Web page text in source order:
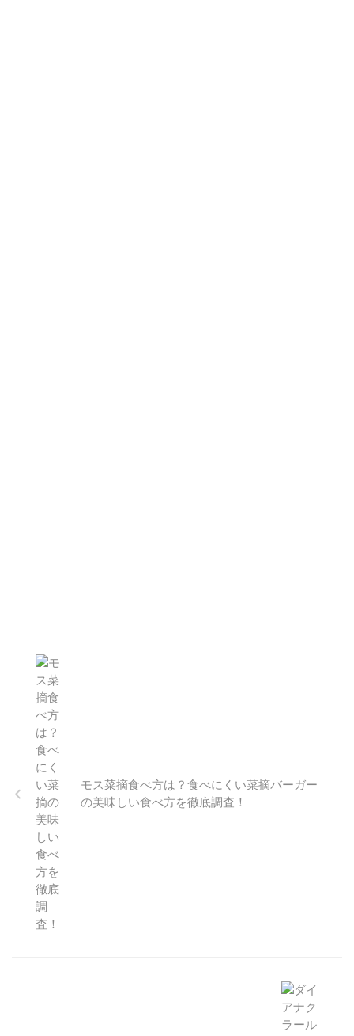
モス菜摘食べ方は？食べにくい菜摘バーガー
の美味しい食べ方を徹底調査！